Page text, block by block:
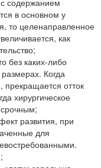
в основном у
то целенаправленное
как
без каких-либо
Когда
прекращается отток
хирургическое
развития, при
для